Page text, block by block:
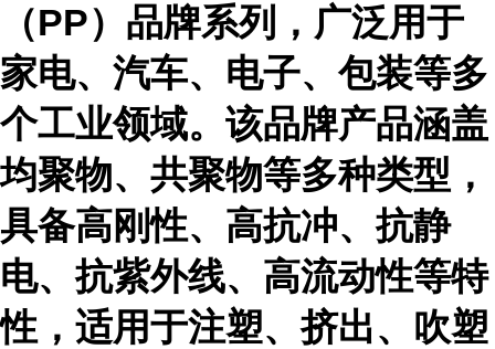
（PP）品牌系列，广泛用于
家电、汽车、电子、包装等多
个工业领域。该品牌产品涵盖
均聚物、共聚物等多种类型，
具备高刚性、高抗冲、抗静
电、抗紫外线、高流动性等特
性，适用于注塑、挤出、吹塑